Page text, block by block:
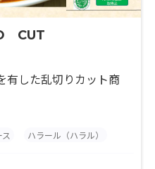
CUT
有した乱切りカット商
ハラール（ハラル）